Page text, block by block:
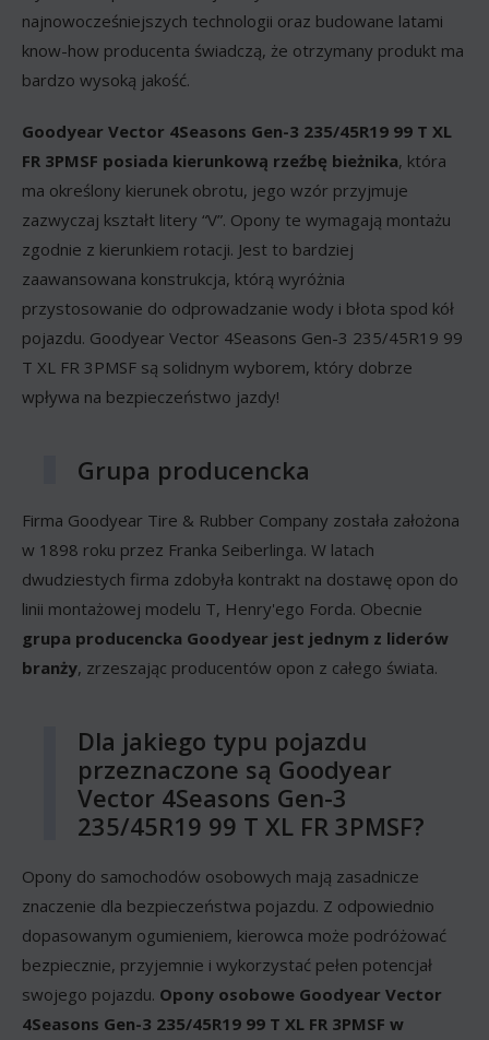
najnowocześniejszych technologii oraz budowane latami
know-how producenta świadczą, że otrzymany produkt ma
bardzo wysoką jakość.
Goodyear Vector 4Seasons Gen-3 235/45R19 99 T XL
FR 3PMSF posiada kierunkową rzeźbę bieżnika, która
ma określony kierunek obrotu, jego wzór przyjmuje
zazwyczaj kształt litery “V”. Opony te wymagają montażu
zgodnie z kierunkiem rotacji. Jest to bardziej
zaawansowana konstrukcja, którą wyróżnia
przystosowanie do odprowadzanie wody i błota spod kół
pojazdu. Goodyear Vector 4Seasons Gen-3 235/45R19 99
T XL FR 3PMSF są solidnym wyborem, który dobrze
wpływa na bezpieczeństwo jazdy!
Grupa producencka
Firma Goodyear Tire & Rubber Company została założona
w 1898 roku przez Franka Seiberlinga. W latach
dwudziestych firma zdobyła kontrakt na dostawę opon do
linii montażowej modelu T, Henry'ego Forda. Obecnie
grupa producencka Goodyear jest jednym z liderów
branży, zrzeszając producentów opon z całego świata.
Dla jakiego typu pojazdu
przeznaczone są Goodyear
Vector 4Seasons Gen-3
235/45R19 99 T XL FR 3PMSF?
Opony do samochodów osobowych mają zasadnicze
znaczenie dla bezpieczeństwa pojazdu. Z odpowiednio
dopasowanym ogumieniem, kierowca może podróżować
bezpiecznie, przyjemnie i wykorzystać pełen potencjał
swojego pojazdu. Opony osobowe Goodyear Vector
4Seasons Gen-3 235/45R19 99 T XL FR 3PMSF w